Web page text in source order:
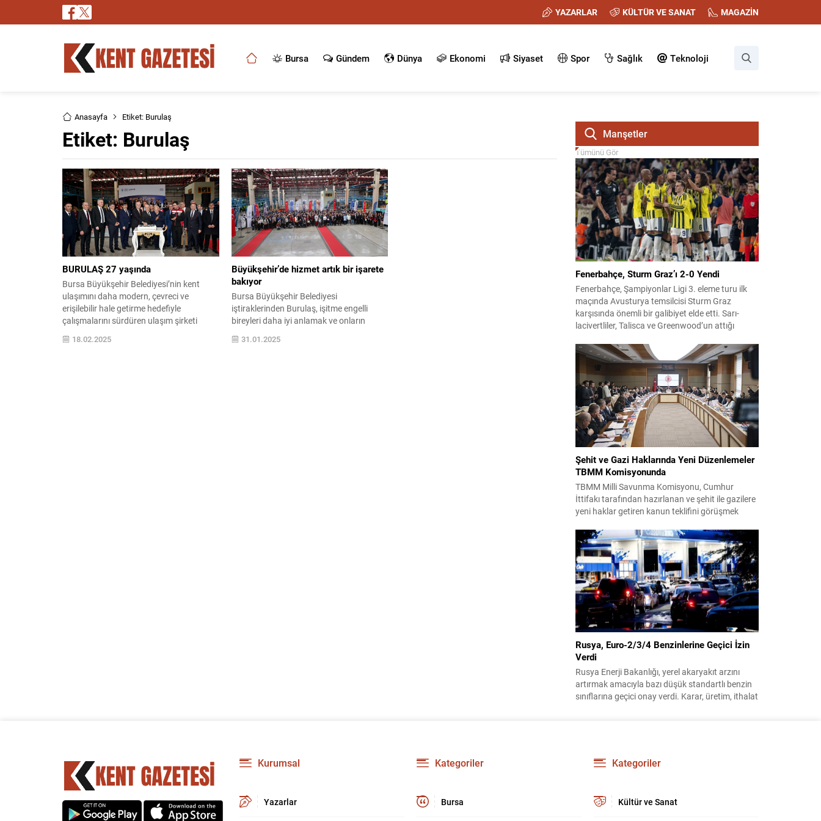
YAZARLAR KÜLTÜR VE SANAT MAGAZİN
Bursa Gündem Dünya Ekonomi Siyaset Spor Sağlık Teknoloji
Anasayfa Etiket: Burulaş
Etiket: Burulaş
BURULAŞ 27 yaşında
Bursa Büyükşehir Belediyesi’nin kent
ulaşımını daha modern, çevreci ve
erişilebilir hale getirme hedefiyle
çalışmalarını sürdüren ulaşım şirketi
BURULAŞ, 27. kuruluş yıl dönümünü
kutluyor. Ulaşım filosunu
18.02.2025
Büyükşehir’de hizmet artık bir işarete
bakıyor
Bursa Büyükşehir Belediyesi
iştiraklerinden Burulaş, işitme engelli
bireyleri daha iyi anlamak ve onların
hayatını kolaylaştırmak amacıyla
personeline işaret dili eğitimi verdi.
31.01.2025
Manşetler
Tümünü Gör
Fenerbahçe, Sturm Graz’ı 2-0 Yendi
Fenerbahçe, Şampiyonlar Ligi 3. eleme turu ilk
maçında Avusturya temsilcisi Sturm Graz
karşısında önemli bir galibiyet elde etti. Sarı-
lacivertliler, Talisca ve Greenwood’un attığı
öncesi avantaj sağladı. Karşılaşma sonrası
takım yönetimi mücadeleyi değerlendirdi ve
gelecek planlarına dair bilgi verdi. Futboldan
sorumlu yönetici Cihan Kamer,...
Şehit ve Gazi Haklarında Yeni Düzenlemeler
TBMM Komisyonunda
TBMM Milli Savunma Komisyonu, Cumhur
İttifakı tarafından hazırlanan ve şehit ile gazilere
yeni haklar getiren kanun teklifini görüşmek
komisyonda kabul edildi ve bir dizi düzenleme
benimsendi. Teklif kapsamında, vazife
malullerinden hayatını kaybedenlerin anne ve
babalarına bağlanacak aylık tutarının, net asgari
ücretin altında olmayacağı hükme bağlanıyor....
Rusya, Euro-2/3/4 Benzinlerine Geçici İzin
Verdi
Rusya Enerji Bakanlığı, yerel akaryakıt arzını
artırmak amacıyla bazı düşük standartlı benzin
sınıflarına geçici onay verdi. Karar, üretim, ithalat
kararın geçici olduğu ve uzun vadeli çevre
hedeflerinden sapma amaçlanmadığı...
Kurumsal
Yazarlar
Kategoriler
Bursa
Kategoriler
Kültür ve Sanat